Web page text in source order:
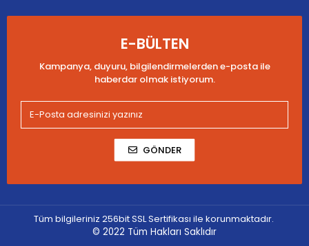
E-BÜLTEN
Kampanya, duyuru, bilgilendirmelerden e-posta ile
haberdar olmak istiyorum.
GÖNDER
Tüm bilgileriniz 256bit SSL Sertifikası ile korunmaktadır.
© 2022 Tüm Hakları Saklıdır